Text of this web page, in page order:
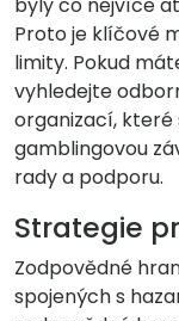
Proto je klíčové
limity. Pokud
vyhledejte
organizací, které
gamblingovou
rady a podporu.
Strategie
Zodpovědné
spojených s